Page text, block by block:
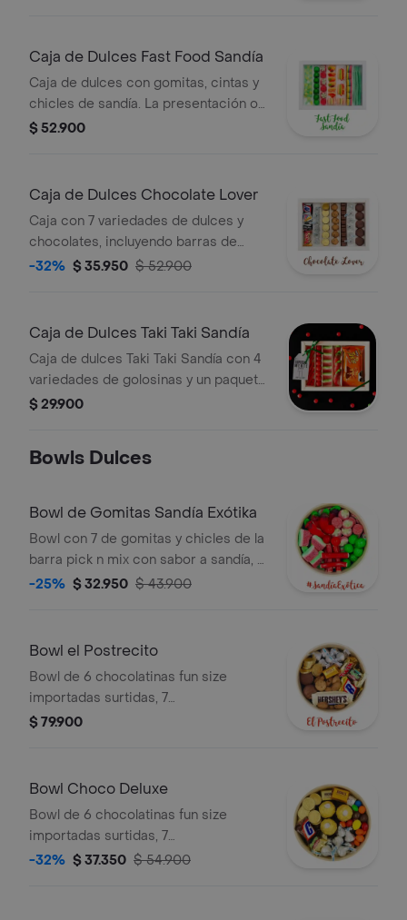
Caja de Dulces Fast Food Sandía
Caja de dulces con gomitas, cintas y
chicles de sandía. La presentación o
algunos dulces pueden variar según
$ 52.900
Caja de Dulces Chocolate Lover
Caja con 7 variedades de dulces y
chocolates, incluyendo barras de
chocolate, monedas de chocolate,
-32% $ 35.950 $ 52.900
Caja de Dulces Taki Taki Sandía
Caja de dulces Taki Taki Sandía con 4
variedades de golosinas y un paquete
de Takis Volcán.
$ 29.900
Bowls Dulces
Bowl de Gomitas Sandía Exótika
Bowl con 7 de gomitas y chicles de la
barra pick n mix con sabor a sandía, y
canela (puede tener leves sabores
-25% $ 32.950 $ 43.900
Bowl el Postrecito
Bowl de 6 chocolatinas fun size
importadas surtidas, 7
chocomonedas, 7 kisses, galletitas y
según disponibilidad.
$ 79.900
Bowl Choco Deluxe
Bowl de 6 chocolatinas fun size
importadas surtidas, 7
chocomonedas, 7 kisses, m&m, 3
-32% $ 37.350 $ 54.900